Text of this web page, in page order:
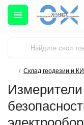
Склад геодезии и